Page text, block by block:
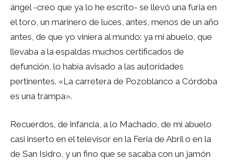
ángel -creo que ya lo he escrito- se llevó una furia en
el toro, un marinero de luces, antes, menos de un año
antes, de que yo viniera al mundo: ya mi abuelo, que
llevaba a la espaldas muchos certificados de
defunción, lo había avisado a las autoridades
pertinentes. «La carretera de Pozoblanco a Córdoba
es una trampa».
Recuerdos, de infancia, a lo Machado, de mi abuelo
casi inserto en el televisor en la Feria de Abril o en la
de San Isidro, y un fino que se sacaba con un jamón